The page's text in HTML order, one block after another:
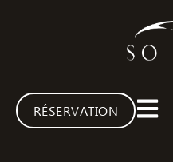
RÉSERVATION